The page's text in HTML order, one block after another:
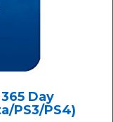
Day
PS3/PS4)